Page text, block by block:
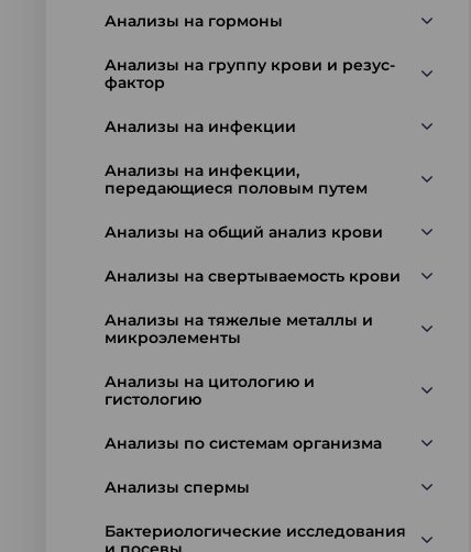
Анализы на гормоны
Анализы на группу крови и резус-
фактор
Анализы на инфекции
Анализы на инфекции,
передающиеся половым путем
Анализы на общий анализ крови
Анализы на свертываемость крови
Анализы на тяжелые металлы и
микроэлементы
Анализы на цитологию и
гистологию
Анализы по системам организма
Анализы спермы
Бактериологические исследования